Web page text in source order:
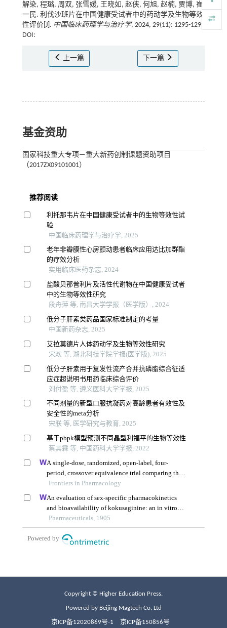
解染, 程璐, 周双, 张雪媛, 王晓如, 赵侠, 何旭, 赵楠, 贾博, 崔
一民. 利伐沙班片在中国健康受试者中的药动学及生物等效
性评价[J]. 中国临床药理学与治疗学, 2024, 29(11): 1295-1299
DOI:
上一篇 下一篇
基金资助
国家科技重大专项—重大新药创制课题资助项目
（2017ZX09101001）
Copyright © Higher Education Press.
Powered by Beijing Magtech Co. Ltd
京ICP备12020869号-1 京ICP备150856号